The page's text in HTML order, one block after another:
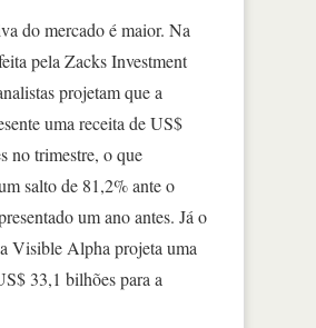
do mercado é maior. Na
pela Zacks Investment
projetam que a
uma receita de US$
no trimestre, o que
salto de 81,2% ante o
um ano antes. Já o
Visible Alpha projeta uma
33,1 bilhões para a